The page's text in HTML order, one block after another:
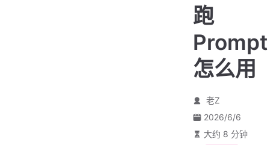
跑
Prompt
怎么用
老Z
2026/6/6
大约 8 分钟